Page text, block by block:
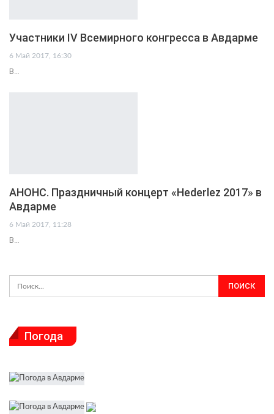
Участники IV Всемирного конгресса в Авдарме
6 Май 2017, 16:30
В…
АНОНС. Праздничный концерт «Hederlez 2017» в
Авдарме
6 Май 2017, 11:28
В…
Погода